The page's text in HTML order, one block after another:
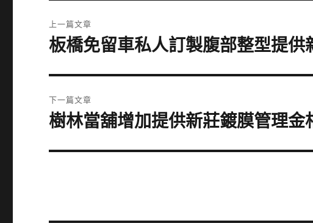
章
上一篇文章
上
篇
文
章:
板橋免留車私人訂製腹部整型提
下一篇文章
下
篇
樹林當舖增加提供新莊鍍膜管理